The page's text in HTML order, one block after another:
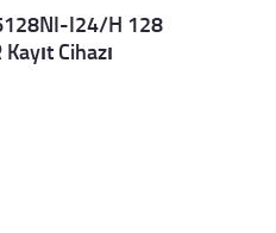
I24/H 128
Cihazı